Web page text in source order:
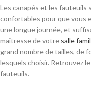
La qualité et le
Si vous avez un design
pas á nous contacter.
Les canapés et les
confortables pour que vous
une longue journée, et
maîtresse de votre salle
grand nombre de tailles, de
lesquels choisir. Retrouvez
fauteuils.